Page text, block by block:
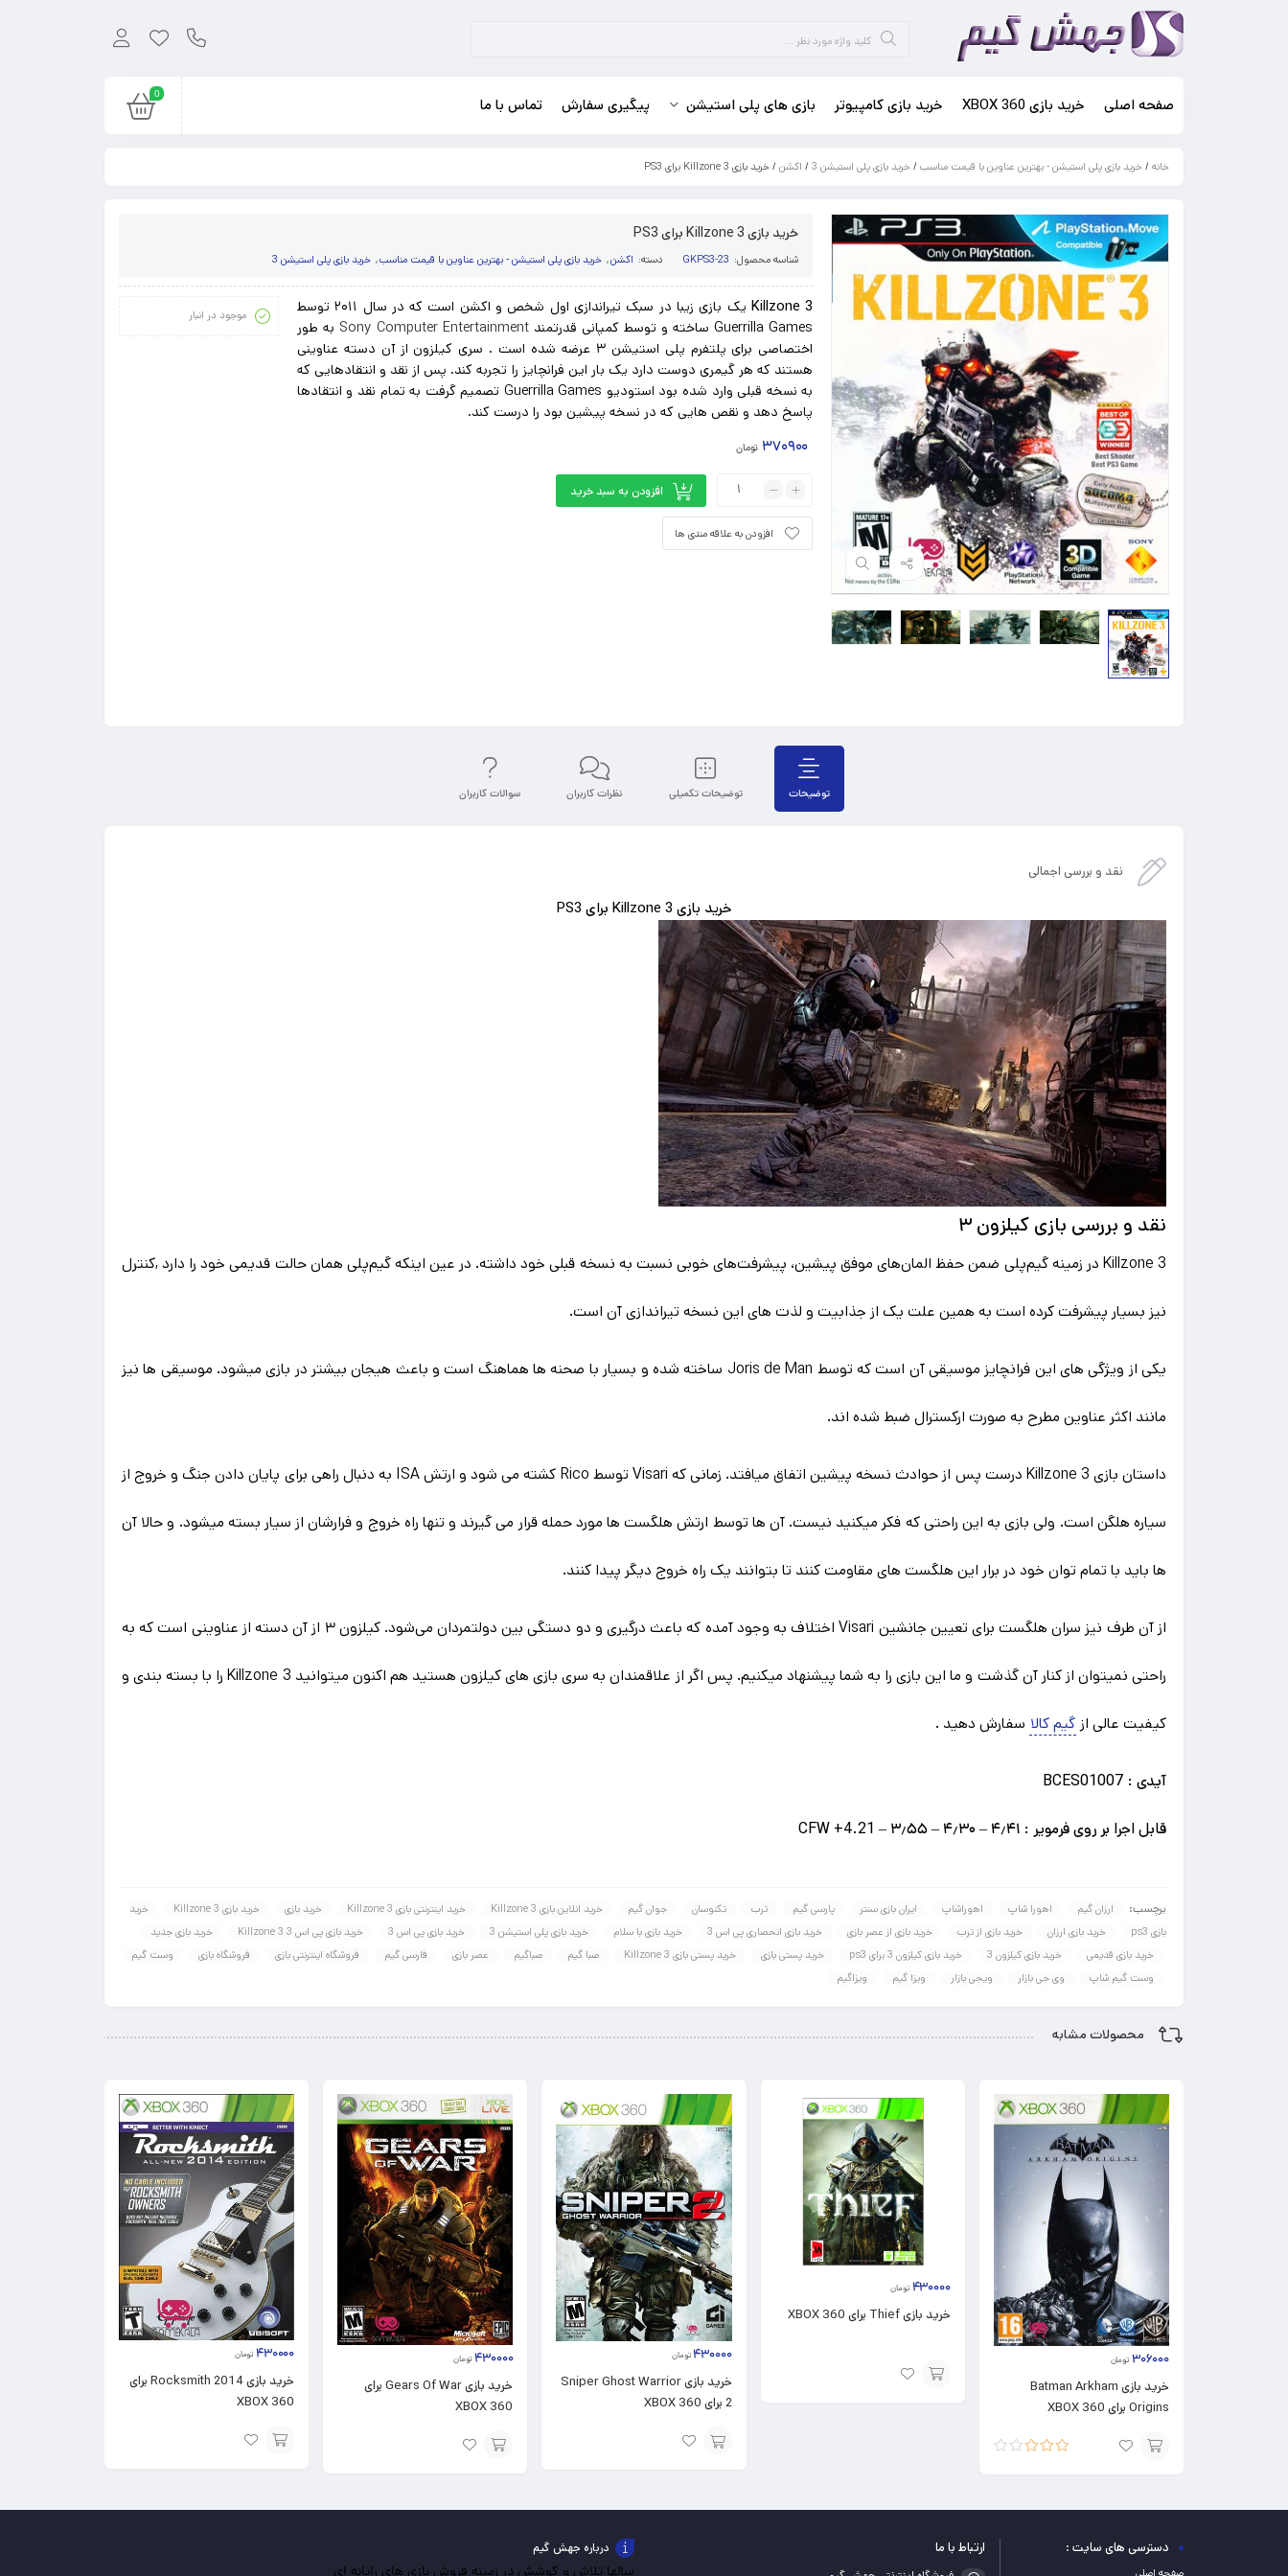
0
صفحه اصلی خرید بازی XBOX 360 خرید بازی کامپیوتر بازی های پلی استیشن پیگیری سفارش تماس با ما
خانه /خرید بازی پلی استیشن - بهترین عناوین با قیمت مناسب /خرید بازی پلی استیشن 3 / اکشن / خرید بازی Killzone 3 برای PS3
خرید بازی Killzone 3 برای PS3
شناسه محصول: GKPS3-23 دسته: اکشن, خرید بازی پلی استیشن - بهترین عناوین با قیمت مناسب, خرید بازی پلی استیشن 3
Killzone 3
یک بازی زیبا در سبک تیراندازی اول شخص و اکشن است که در سال ۲۰۱۱ توسط
Guerrilla Games ساخته و توسط کمپانی قدرتمند
Sony Computer Entertainment به طور
اختصاصی برای پلتفرم پلی استیشن ۳ عرضه شده است . سری کیلزون از آن دسته عناوینی
هستند که هر گیمری دوست دارد یک بار این فرانچایز را تجربه کند. پس از نقد و انتقادهایی که
به نسخه قبلی وارد شده بود استودیو Guerrilla Games تصمیم گرفت به تمام نقد و انتقادها
پاسخ دهد و نقص هایی که در نسخه پیشین بود را درست کند.
۳۷۰۹۰۰ تومان
افزودن به سبد خرید
افزودن به علاقه مندی ها
موجود در انبار
توضیحات توضیحات تکمیلی نظرات کاربران سوالات کاربران
نقد و بررسی اجمالی
خرید بازی Killzone 3 برای PS3
نقد و بررسی بازی کیلزون ۳
Killzone 3 در زمینه گیم‌پلی ضمن حفظ المان‌های موفق پیشین، پیشرفت‌های خوبی نسبت به نسخه قبلی خود داشته. در عین اینکه گیم‌پلی همان حالت قدیمی خود را دارد ,کنترل
نیز بسیار پیشرفت کرده است به همین علت یک از جذابیت و لذت های این نسخه تیراندازی آن است.
یکی از ویژگی های این فرانچایز موسیقی آن است که توسط Joris de Man ساخته شده و بسیار با صحنه ها هماهنگ است و باعث هیجان بیشتر در بازی میشود. موسیقی ها نیز
مانند اکثر عناوین مطرح به صورت ارکسترال ضبط شده اند.
داستان بازی Killzone 3 درست پس از حوادث نسخه پیشین اتفاق میافتد. زمانی که Visari توسط Rico کشته می شود و ارتش ISA به دنبال راهی برای پایان دادن جنگ و خروج از
سیاره هلگن است. ولی بازی به این راحتی که فکر میکنید نیست. آن ها توسط ارتش هلگست ها مورد حمله قرار می گیرند و تنها راه خروج و فرارشان از سیار بسته میشود. و حالا آن
ها باید با تمام توان خود در برار این هلگست های مقاومت کنند تا بتوانند یک راه خروج دیگر پیدا کنند.
از آن طرف نیز سران هلگست برای تعیین جانشین Visari اختلاف به وجود آمده که باعث درگیری و دو دستگی بین دولتمردان می‌شود. کیلزون ۳ از آن دسته از عناوینی است که به
راحتی نمیتوان از کنار آن گذشت و ما این بازی را به شما پیشنهاد میکنیم. پس اگر از علاقمندان به سری بازی های کیلزون هستید هم اکنون میتوانید Killzone 3 را با بسته بندی و
کیفیت عالی از گیم کالا سفارش دهید .
آیدی : BCES01007
قابل اجرا بر روی فرمویر : CFW +4.21 – ۳٫۵۵ – ۴٫۳۰ – ۴٫۴۱
برچسب: ارزان گیم اهورا شاپ اهوراشاپ ایران بازی سنتر پارسی گیم ترب تکنوسان جوان گیم خرید انلاین بازی Killzone 3 خرید اینترنتی بازی Killzone 3 خرید بازی خرید بازی Killzone 3
خرید
بازی ps3
خرید بازی ارزان خرید بازی از ترب خرید بازی از عصر بازی خرید بازی انحصاری پی اس 3 خرید بازی با سلام خرید بازی پلی استیشن 3 خرید بازی پی اس 3 خرید بازی پی اس 3 Killzone 3
خرید بازی جدید
خرید بازی قدیمی
خرید بازی کیلزون 3 خرید بازی کیلزون 3 برای ps3 خرید پستی بازی خرید پستی بازی Killzone 3 صبا گیم صباگیم عصر بازی فارسی گیم فروشگاه اینترنتی بازی فروشگاه بازی
وست گیم
وست گیم شاپ
وی جی بازار ویجی بازار ویزا گیم ویزاگیم
محصولات مشابه
۳۰۶۰۰۰ تومان
خرید بازی Batman Arkham
Origins برای XBOX 360
۴۳۰۰۰۰ تومان
خرید بازی Thief برای XBOX 360
۴۳۰۰۰۰ تومان
خرید بازی Sniper Ghost Warrior
2 برای XBOX 360
۴۳۰۰۰۰ تومان
خرید بازی Gears Of War برای
XBOX 360
۴۳۰۰۰۰ تومان
خرید بازی Rocksmith 2014 برای
XBOX 360
دسترسی های سایت :
صفحه اصلی
ارتباط با ما درباره جهش گیم